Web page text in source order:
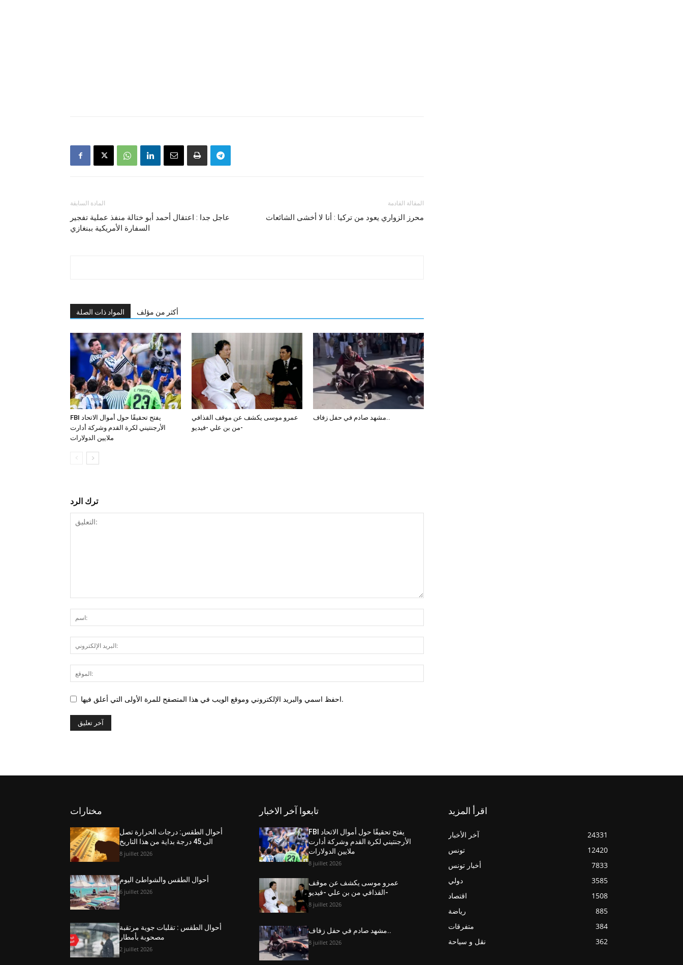
المادة السابقة
عاجل جدا : اعتقال أحمد أبو ختالة منفذ عملية تفجير
السفارة الأمريكية ببنغازي
المقالة القادمة
محرز الزواري يعود من تركيا : أنا لا أخشى الشائعات
المواد ذات الصلة أكثر من مؤلف
FBI يفتح تحقيقًا حول أموال الاتحاد
الأرجنتيني لكرة القدم وشركة أدارت
ملايين الدولارات
عمرو موسى يكشف عن موقف القذافي
من بن علي -فيديو-
مشهد صادم في حفل زفاف..
ترك الرد
احفظ اسمي والبريد الإلكتروني وموقع الويب في هذا المتصفح للمرة الأولى التي أعلق فيها.
مختارات
أحوال الطقس: درجات الحرارة تصل
الى 45 درجة بداية من هذا التاريخ
8 juillet 2026
أحوال الطقس والشواطئ اليوم
6 juillet 2026
أحوال الطقس : تقلبات جوية مرتقبة
مصحوبة بأمطار
2 juillet 2026
تابعوا آخر الاخبار
FBI يفتح تحقيقًا حول أموال الاتحاد
الأرجنتيني لكرة القدم وشركة أدارت
ملايين الدولارات
8 juillet 2026
عمرو موسى يكشف عن موقف
القذافي من بن علي -فيديو-
8 juillet 2026
مشهد صادم في حفل زفاف..
8 juillet 2026
اقرأ المزيد
آخر الأخبار
24331
تونس
12420
أخبار تونس
7833
دولي
3585
اقتصاد
1508
رياضة
885
متفرقات
384
نقل و سياحة
362